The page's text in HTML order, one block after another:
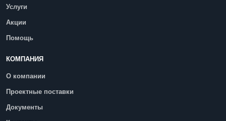
Услуги
Акции
Помощь
КОМПАНИЯ
О компании
Проектные поставки
Документы